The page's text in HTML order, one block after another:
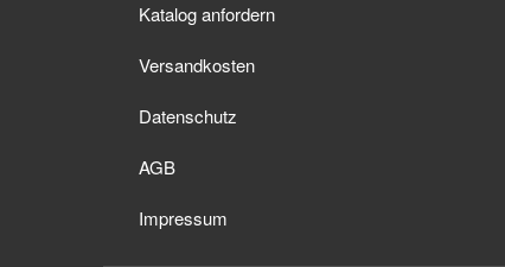
Katalog anfordern
Versandkosten
Datenschutz
AGB
Impressum